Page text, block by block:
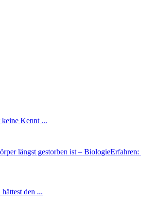
keine Kennt ...
längst gestorben ist – BiologieErfahren:
den ...